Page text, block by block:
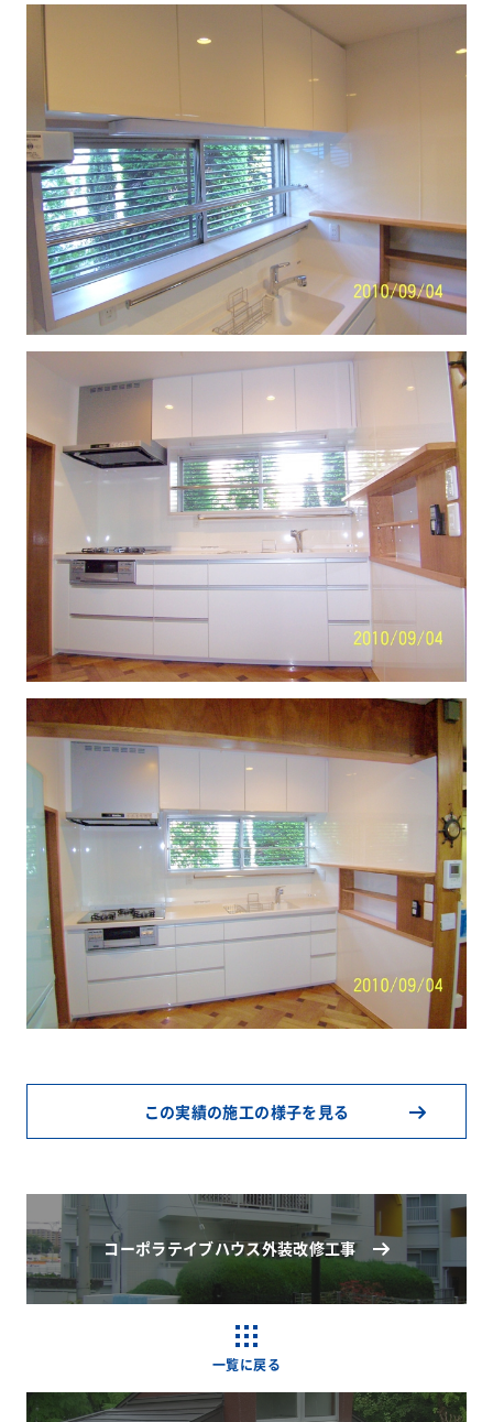
この実績の施工の様子を見る
一覧に戻る
コーポラテイブハウス外装改修工事